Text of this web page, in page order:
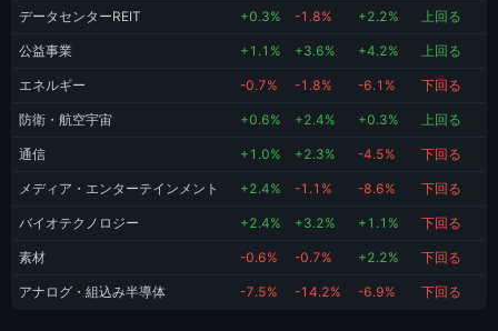
データセンターREIT +0.3% -1.8% +2.2% 上回る
公益事業 +1.1% +3.6% +4.2% 上回る
エネルギー -0.7% -1.8% -6.1% 下回る
防衛・航空宇宙 +0.6% +2.4% +0.3% 上回る
通信 +1.0% +2.3% -4.5% 下回る
メディア・エンターテインメント +2.4% -1.1% -8.6% 下回る
バイオテクノロジー +2.4% +3.2% +1.1% 下回る
素材 -0.6% -0.7% +2.2% 下回る
アナログ・組込み半導体 -7.5% -14.2% -6.9% 下回る